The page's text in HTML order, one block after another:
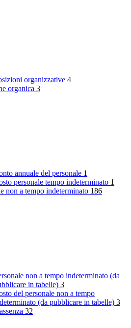
organizzative 4
organica 3
annuale del personale 1
personale tempo indeterminato 1
non a tempo indeterminato 186
non a tempo indeterminato (da
in tabelle) 3
del personale non a tempo
(da pubblicare in tabelle) 3
32